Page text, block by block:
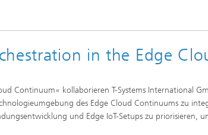
in the Edge
Continuum« kollaborieren T-Systems International
des Edge Cloud Continuums zu
und Edge IoT-Setups zu priorisieren,